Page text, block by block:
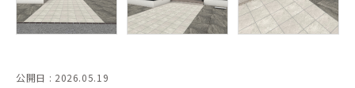
公開日 : 2026.05.19